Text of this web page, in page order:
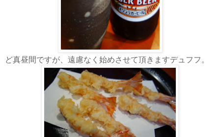
ど真昼間ですが、遠慮なく始めさせて頂きますデュフフ。